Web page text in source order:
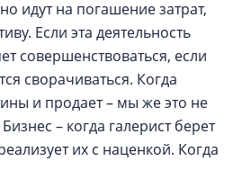
идут на погашение затрат,
Если эта деятельность
совершенствоваться, если
сворачиваться. Когда
и продает – мы же это не
– когда галерист берет
их с наценкой. Когда